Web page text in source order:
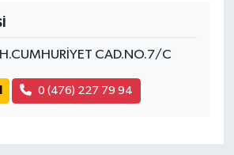
CAD.NO.7/C
0 (476) 227 79 94